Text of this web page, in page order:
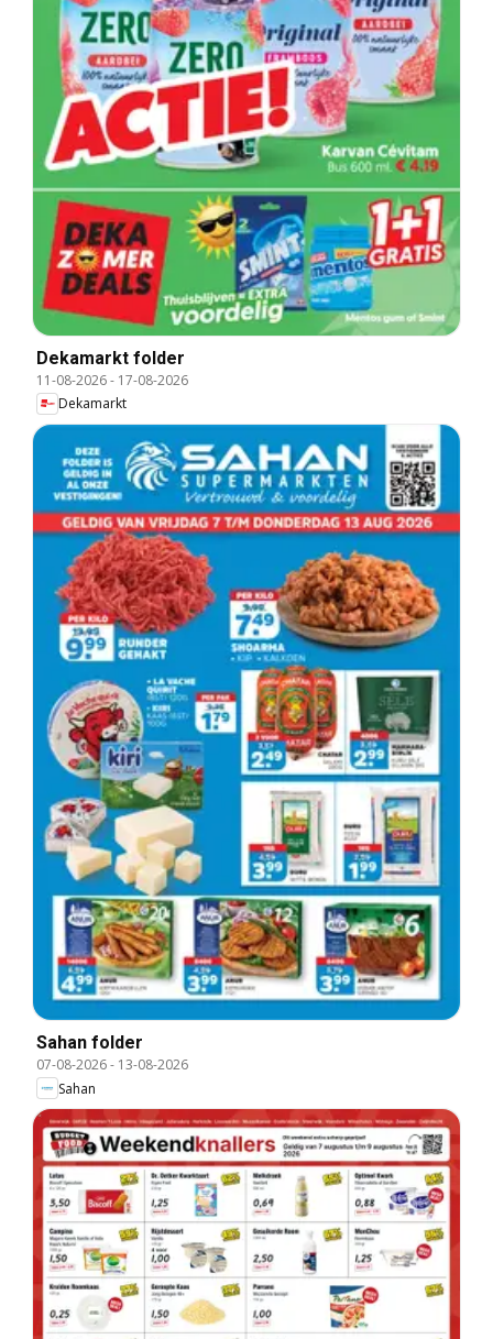
Dekamarkt folder
11-08-2026- 17-08-2026
Dekamarkt
Sahan folder
07-08-2026- 13-08-2026
Sahan